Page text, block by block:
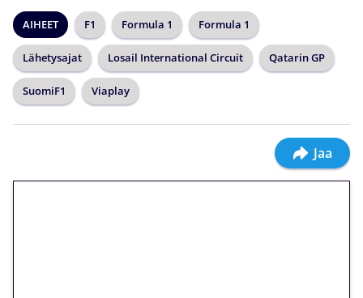
AIHEET F1 Formula 1 Formula 1
Lähetysajat Losail International Circuit Qatarin GP
SuomiF1 Viaplay
Jaa